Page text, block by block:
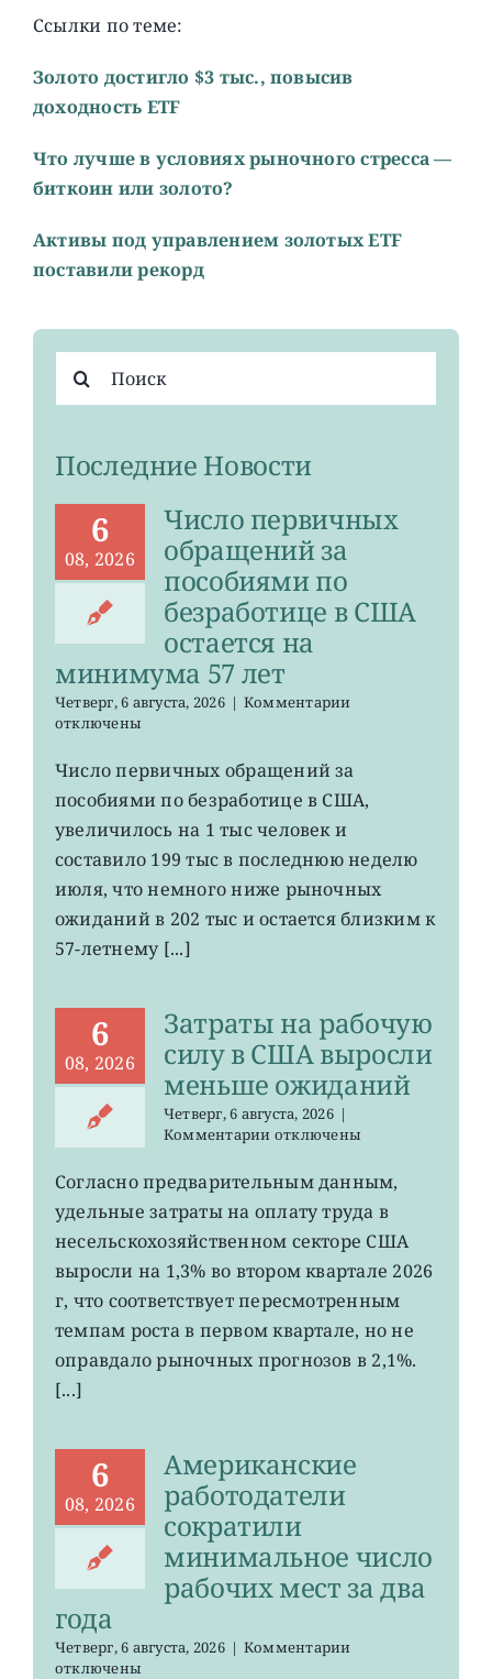
Ссылки по теме:
Золото достигло $3 тыс., повысив
доходность ETF
Что лучше в условиях рыночного стресса —
биткоин или золото?
Активы под управлением золотых ETF
поставили рекорд
поиска:
Последние Новости
6
08, 2026
Число первичных
обращений за
пособиями по
безработице в США
остается на
минимума 57 лет
Четверг, 6 августа, 2026 | Комментариик
первичных
за
безработице
в
остается
лет
отключены
Число первичных обращений за
пособиями по безработице в США,
увеличилось на 1 тыс человек и
составило 199 тыс в последнюю неделю
июля, что немного ниже рыночных
ожиданий в 202 тыс и остается близким к
57-летнему [...]
6
08, 2026
Затраты на рабочую
силу в США выросли
меньше ожиданий
Четверг, 6 августа, 2026 |
Комментариик
Затраты
рабочую
силу
США
выросли
ожиданий
отключены
Согласно предварительным данным,
удельные затраты на оплату труда в
несельскохозяйственном секторе США
выросли на 1,3% во втором квартале 2026
г, что соответствует пересмотренным
темпам роста в первом квартале, но не
оправдало рыночных прогнозов в 2,1%.
[...]
6
08, 2026
Американские
работодатели
сократили
минимальное число
рабочих мест за два
года
Четверг, 6 августа, 2026 | Комментариик
отключены